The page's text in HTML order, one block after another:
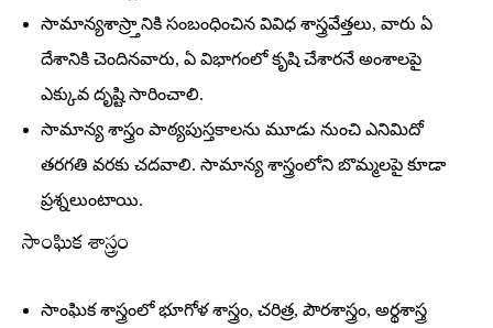
సామాన్యశాస్ర్తానికి సంబంధించిన వివిధ శాస్త్రవేత్తలు, వారు ఏ
దేశానికి చెందినవారు, ఏ విభాగంలో కృషి చేశారనే అంశాలపై
ఎక్కువ దృష్టి సారించాలి.
సామాన్య శాస్త్రం పాఠ్యపుస్తకాలను మూడు నుంచి ఎనిమిదో
తరగతి వరకు చదవాలి. సామాన్య శాస్త్రంలోని బొమ్మలపై కూడా
ప్రశ్నలుంటాయి.
సాంఘిక శాస్త్రం
సాంఘిక శాస్త్రంలో భూగోళ శాస్త్రం, చరిత్ర, పౌరశాస్త్రం, అర్థశాస్త్ర